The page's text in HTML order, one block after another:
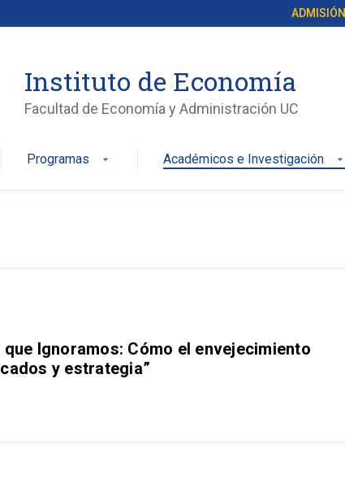
ADMISIÓN
Instituto de Economía
Facultad de Economía y Administración UC
Programas arrow_drop_down Académicos e Investigación arrow_drop_down
Ignoramos: Cómo el envejecimiento
y estrategia”